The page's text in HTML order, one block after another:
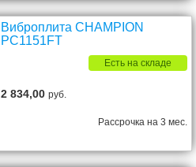
Виброплита CHAMPION
PC1151FT
Есть на складе
2 834,00руб.
Рассрочка на 3 мес.